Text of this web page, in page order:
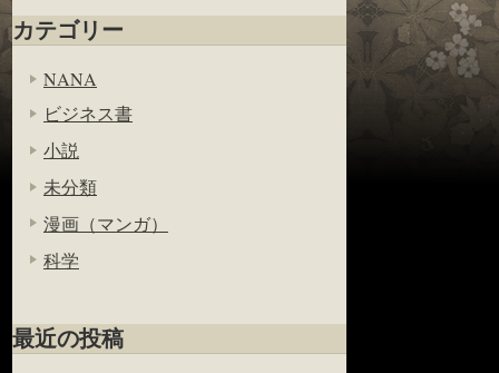
カテゴリー
NANA
ビジネス書
小説
未分類
漫画（マンガ）
科学
最近の投稿